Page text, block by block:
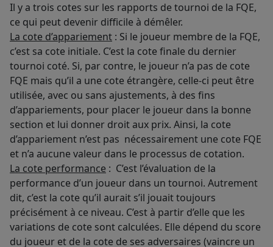
Il y a trois cotes sur les rapports de tournoi de la FQE,
ce qui peut devenir difficile à démêler.
La cote d’appariement : Si le joueur membre de la FQE,
c’est sa cote initiale. C’est la cote finale du dernier
tournoi coté. Si, par contre, le joueur n’a pas de cote
FQE mais qu’il a une cote étrangère, celle-ci peut être
utilisée, avec ou sans ajustements, à des fins
d’appariements, pour placer le joueur dans la bonne
section et lui donner droit aux prix. Ainsi, la cote
d’appariement n’est pas nécessairement une cote FQE
et n’a aucune valeur dans le processus de cotation.
La cote performance : C’est l’évaluation de la
performance d’un joueur dans un tournoi. Autrement
dit, c’est la cote qu’il aurait s’il jouait toujours
précisément à ce niveau. C’est à partir d’elle que les
variations de cote sont calculées. Elle dépend du score
du joueur et de la cote de ses adversaires (vaincre un